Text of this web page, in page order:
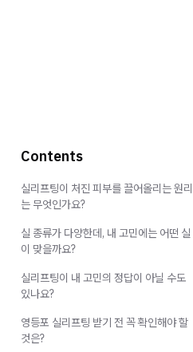
Contents
실리프팅이 처진 피부를 끌어올리는 원리
는 무엇인가요?
실 종류가 다양한데, 내 고민에는 어떤 실
이 맞을까요?
실리프팅이 내 고민의 정답이 아닐 수도
있나요?
영등포 실리프팅 받기 전 꼭 확인해야 할
것은?